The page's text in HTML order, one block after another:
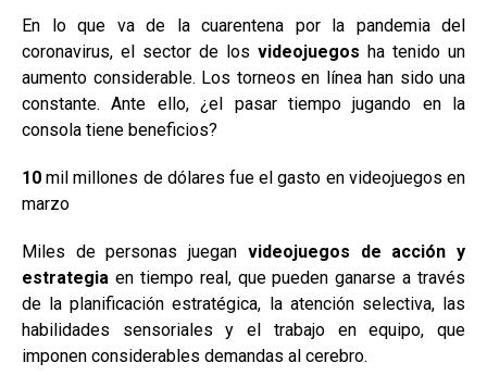
En lo que va de la cuarentena por la pandemia del
coronavirus, el sector de los videojuegos ha tenido un
aumento considerable. Los torneos en línea han sido una
constante. Ante ello, ¿el pasar tiempo jugando en la
consola tiene beneficios?
10mil millones de dólares fue el gasto en videojuegos en
marzo
Miles de personas juegan videojuegos de acción y
estrategia en tiempo real, que pueden ganarse a través
de la planificación estratégica, la atención selectiva, las
habilidades sensoriales y el trabajo en equipo, que
imponen considerables demandas al cerebro.